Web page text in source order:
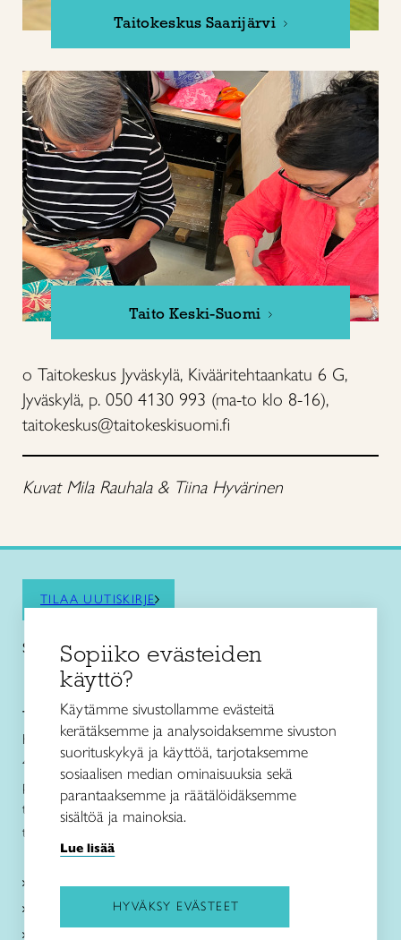
Taitokeskus Saarijärvi
Taito Keski-Suomi
o Taitokeskus Jyväskylä, Kivääritehtaankatu 6 G,
Jyväskylä, p. 050 4130 993 (ma-to klo 8-16),
taitokeskus@taitokeskisuomi.fi
Kuvat Mila Rauhala & Tiina Hyvärinen
TILAA UUTISKIRJE
Saat kiinnostavimmat vinkit ja pysyt ajan tasalla!
Taito Keski-Suomi ry
Kivääritehtaankatu 6, G-rappu
40100 JYVÄSKYLÄ
puh. 050 4130 993
taito@taitokeskisuomi.fi
taito.fi/keskisuomi/
Taito Keski-Suomi
Sopiiko evästeiden
käyttö?
Käytämme sivustollamme evästeitä
kerätäksemme ja analysoidaksemme sivuston
suorituskykyä ja käyttöä, tarjotaksemme
sosiaalisen median ominaisuuksia sekä
parantaaksemme ja räätälöidäksemme
sisältöä ja mainoksia.
Lue lisää
HYVÄKSY EVÄSTEET